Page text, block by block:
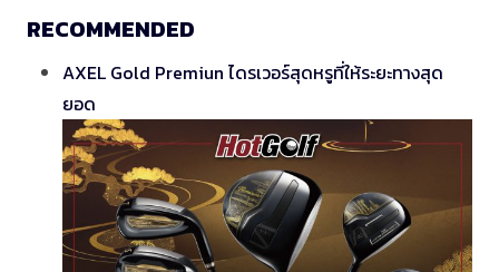
RECOMMENDED
AXEL Gold Premiun ไดรเวอร์สุดหรูที่ให้ระยะทางสุด
ยอด